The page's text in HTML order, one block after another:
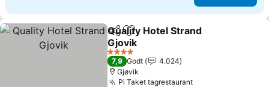
Del Føj til favoritter
Quality Hotel Strand
Gjovik
4 Stjerner
7,9 Godt
4.024
Gjøvik
Pi Taket tagrestaurant